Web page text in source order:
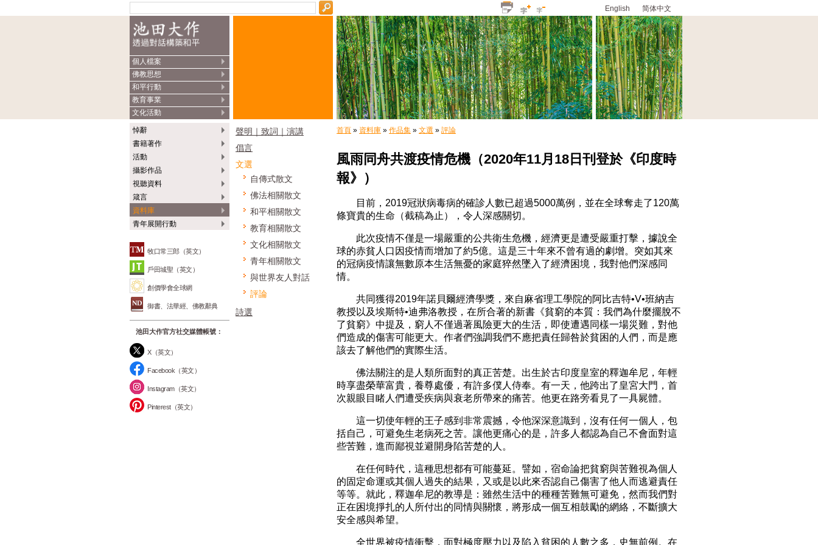
English 简体中文
個人檔案
佛教思想
和平行動
教育事業
文化活動
悼辭
書籍著作
活動
攝影作品
視聽資料
箴言
資料庫
青年展開行動
牧口常三郎（英文）
戶田城聖（英文）
創價學會全球網
御書、法華經、佛教辭典
池田大作官方社交媒體帳號：
X（英文）
Facebook（英文）
Instagram（英文）
Pinterest（英文）
聲明｜致詞｜演講
倡言
文選
自傳式散文
佛法相關散文
和平相關散文
教育相關散文
文化相關散文
青年相關散文
與世界友人對話
評論
詩選
首頁 » 資料庫 » 作品集 » 文選 » 評論
風雨同舟共渡疫情危機（2020年11月18日刊登於《印度時
報》）
目前，2019冠狀病毒病的確診人數已超過5000萬例，並在全球奪走了120萬
條寶貴的生命（截稿為止），令人深感關切。
此次疫情不僅是一場嚴重的公共衛生危機，經濟更是遭受嚴重打擊，據說全
球的赤貧人口因疫情而增加了約5億。這是三十年來不曾有過的劇增。突如其來
的冠病疫情讓無數原本生活無憂的家庭猝然墜入了經濟困境，我對他們深感同
情。
共同獲得2019年諾貝爾經濟學獎，來自麻省理工學院的阿比吉特•V•班納吉
教授以及埃斯特•迪弗洛教授，在所合著的新書《貧窮的本質：我們為什麼擺脫不
了貧窮》中提及，窮人不僅過著風險更大的生活，即使遭遇同樣一場災難，對他
們造成的傷害可能更大。作者們強調我們不應把責任歸咎於貧困的人們，而是應
該去了解他們的實際生活。
佛法關注的是人類所面對的真正苦楚。出生於古印度皇室的釋迦牟尼，年輕
時享盡榮華富貴，養尊處優，有許多僕人侍奉。有一天，他跨出了皇宮大門，首
次親眼目睹人們遭受疾病與衰老所帶來的痛苦。他更在路旁看見了一具屍體。
這一切使年輕的王子感到非常震撼，令他深深意識到，沒有任何一個人，包
括自己，可避免生老病死之苦。讓他更痛心的是，許多人都認為自己不會面對這
些苦難，進而鄙視並避開身陷苦楚的人。
在任何時代，這種思想都有可能蔓延。譬如，宿命論把貧窮與苦難視為個人
的固定命運或其個人過失的結果，又或是以此來否認自己傷害了他人而逃避責任
等等。就此，釋迦牟尼的教導是：雖然生活中的種種苦難無可避免，然而我們對
正在困境掙扎的人所付出的同情與關懷，將形成一個互相鼓勵的網絡，不斷擴大
安全感與希望。
全世界被疫情衝擊，面對極度壓力以及陷入貧困的人數之多，史無前例。在